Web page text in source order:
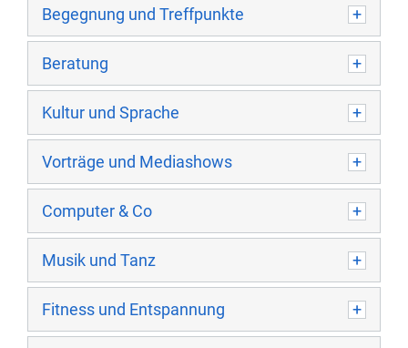
Begegnung und Treffpunkte
Beratung
Kultur und Sprache
Vorträge und Mediashows
Computer & Co
Musik und Tanz
Fitness und Entspannung